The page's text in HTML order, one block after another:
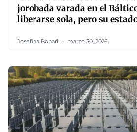
jorobada varada en el
liberarse sola, pero su
Josefina Bonari marzo 30, 2026